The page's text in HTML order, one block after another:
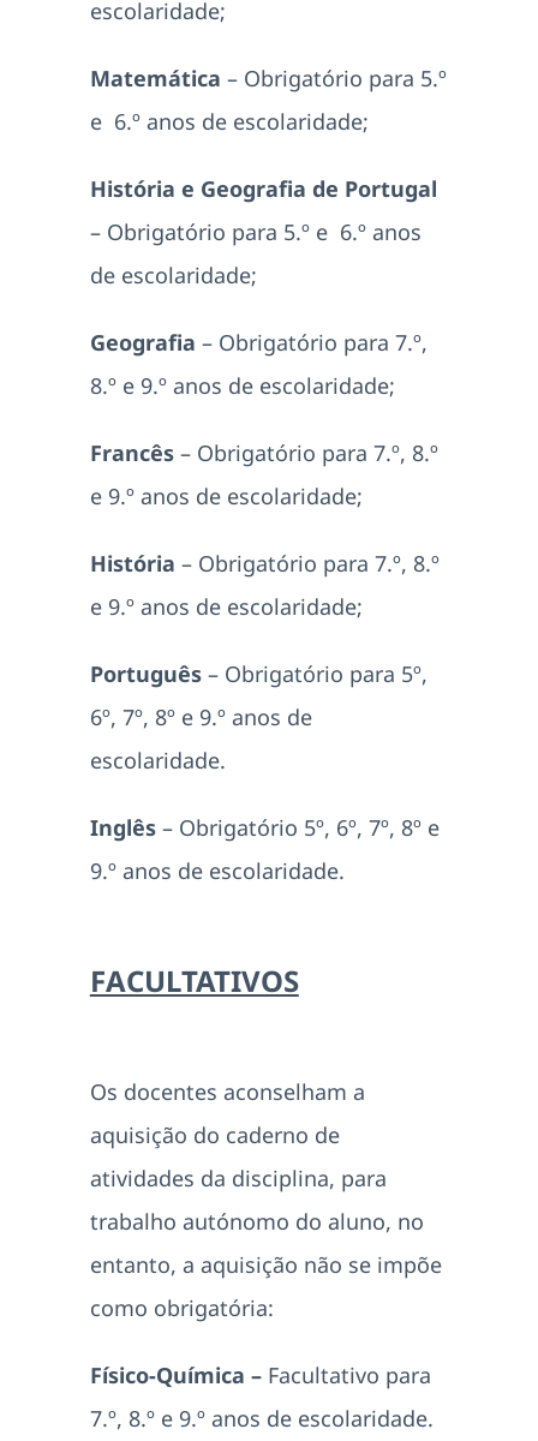
escolaridade;
Matemática – Obrigatório para 5.º
e 6.º anos de escolaridade;
História e Geografia de Portugal
– Obrigatório para 5.º e 6.º anos
de escolaridade;
Geografia – Obrigatório para 7.º,
8.º e 9.º anos de escolaridade;
Francês– Obrigatório para 7.º, 8.º
e 9.º anos de escolaridade;
História – Obrigatório para 7.º, 8.º
e 9.º anos de escolaridade;
Português– Obrigatório para 5º,
6º, 7º, 8º e 9.º anos de
escolaridade.
Inglês– Obrigatório 5º, 6º, 7º, 8º e
9.º anos de escolaridade.
FACULTATIVOS
Os docentes aconselham a
aquisição do caderno de
atividades da disciplina, para
trabalho autónomo do aluno, no
entanto, a aquisição não se impõe
como obrigatória:
Físico-Química –Facultativo para
7.º, 8.º e 9.º anos de escolaridade.